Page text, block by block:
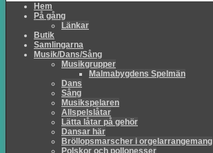
Hem
På gång
Länkar
Butik
Samlingarna
Musik/Dans/Sång
Musikgrupper
Malmabygdens Spelmän
Dans
Sång
Musikspelaren
Allspelslåtar
Lätta låtar på gehör
Dansar här
Bröllopsmarscher i orgelarrangemang
Polskor och pollonesser